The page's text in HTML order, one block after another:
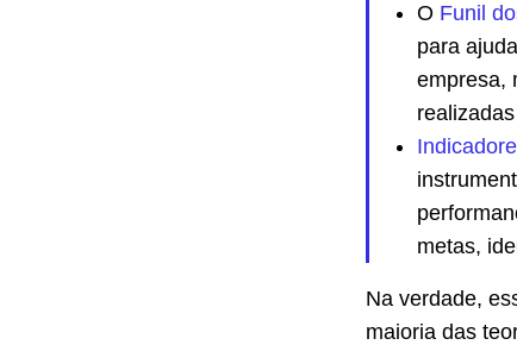
O Funil
para
empresa,
metas,
Na verdade,
maioria das